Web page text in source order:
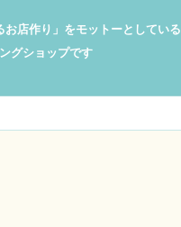
店作り」をモットーとしている
グショップです